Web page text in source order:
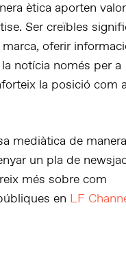
ètica aporten
Ser creïbles
oferir
notícia només per a
la posició com
mediàtica de
un pla de
més sobre com
en LF